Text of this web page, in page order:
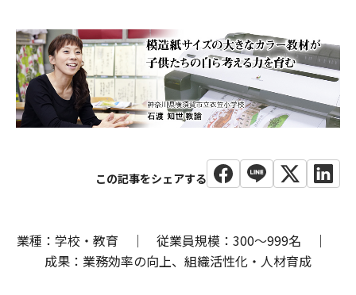
業種：学校・教育 ｜ 従業員規模：300～999名 ｜
成果：業務効率の向上、組織活性化・人材育成